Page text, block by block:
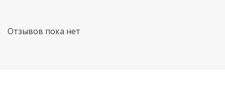
Отзывов пока нет